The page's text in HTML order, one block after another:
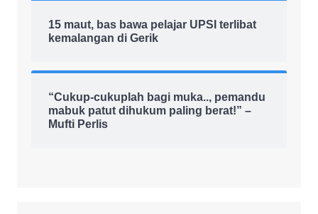
15 maut, bas bawa pelajar UPSI terlibat
kemalangan di Gerik
“Cukup-cukuplah bagi muka.., pemandu
mabuk patut dihukum paling berat!” –
Mufti Perlis